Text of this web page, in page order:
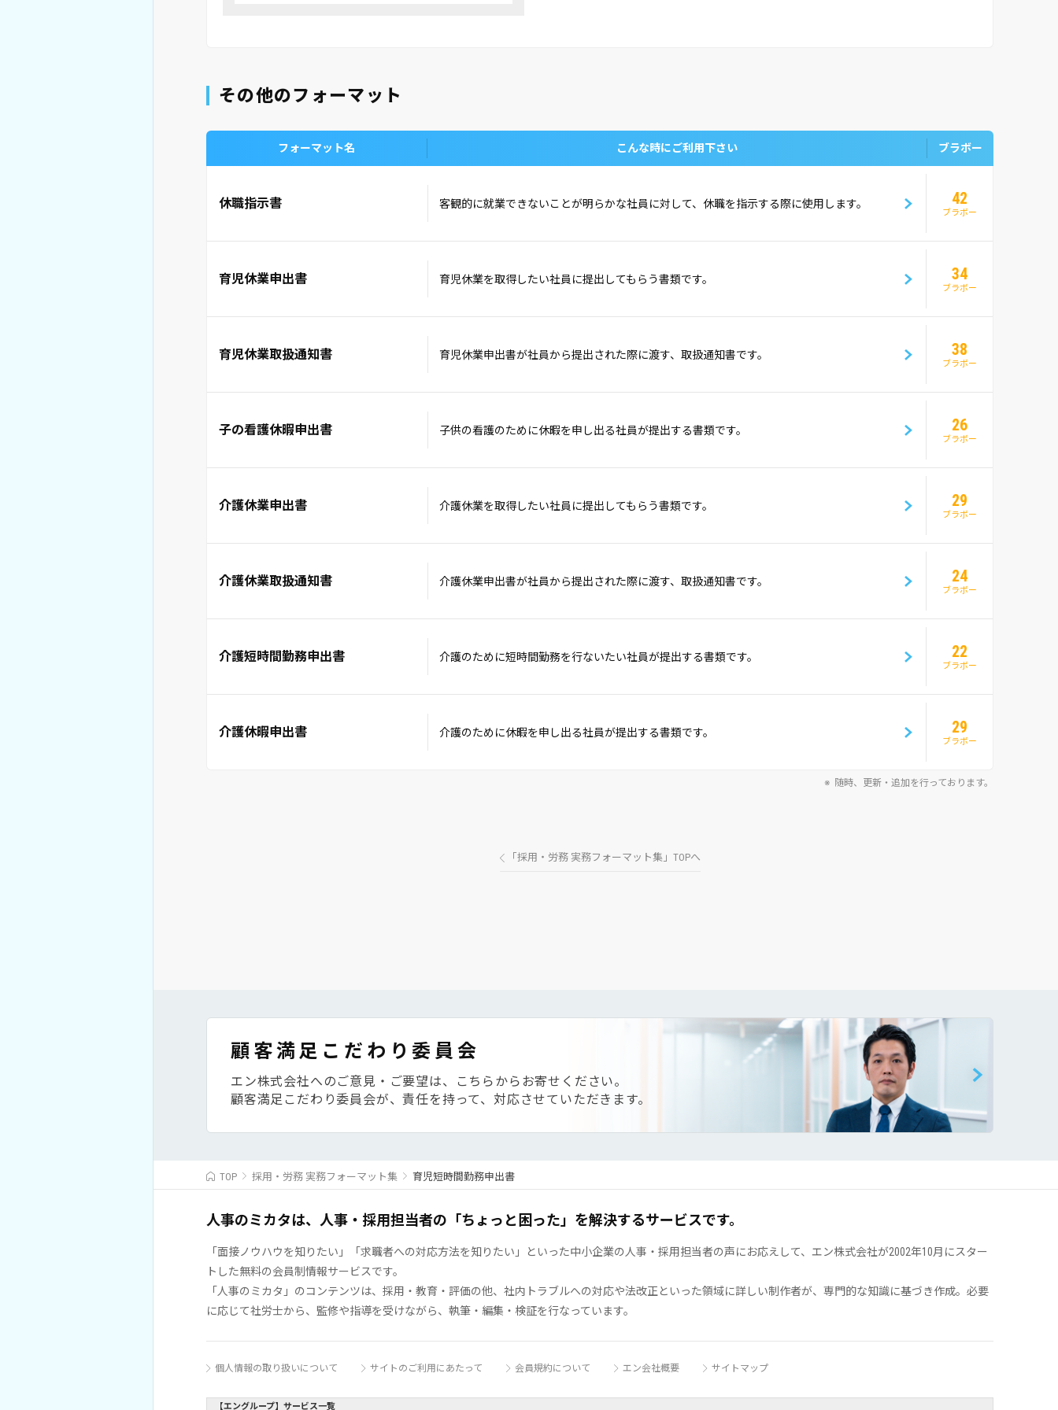
その他のフォーマット
フォーマット名 こんな時にご利用下さい ブラボー
休職指示書 客観的に就業できないことが明らかな社員に対して、休職を指示する際に使用します。 42
ブラボー
育児休業申出書 育児休業を取得したい社員に提出してもらう書類です。 34
ブラボー
育児休業取扱通知書 育児休業申出書が社員から提出された際に渡す、取扱通知書です。 38
ブラボー
子の看護休暇申出書 子供の看護のために休暇を申し出る社員が提出する書類です。 26
ブラボー
介護休業申出書 介護休業を取得したい社員に提出してもらう書類です。 29
ブラボー
介護休業取扱通知書 介護休業申出書が社員から提出された際に渡す、取扱通知書です。 24
ブラボー
介護短時間勤務申出書 介護のために短時間勤務を行ないたい社員が提出する書類です。 22
ブラボー
介護休暇申出書 介護のために休暇を申し出る社員が提出する書類です。 29
ブラボー
随時、更新・追加を行っております。
「採用・労務 実務フォーマット集」TOPへ
顧客満足こだわり委員会
エン株式会社へのご意見・ご要望は、こちらからお寄せください。
顧客満足こだわり委員会が、責任を持って、対応させていただきます。
TOP 採用・労務 実務フォーマット集 育児短時間勤務申出書
人事のミカタは、人事・採用担当者の「ちょっと困った」を解決するサービスです。
「面接ノウハウを知りたい」「求職者への対応方法を知りたい」といった中小企業の人事・採用担当者の声にお応えして、エン株式会社が2002年10月にスター
トした無料の会員制情報サービスです。
「人事のミカタ」のコンテンツは、採用・教育・評価の他、社内トラブルへの対応や法改正といった領域に詳しい制作者が、専門的な知識に基づき作成。必要
に応じて社労士から、監修や指導を受けながら、執筆・編集・検証を行なっています。
個人情報の取り扱いについて サイトのご利用にあたって 会員規約について エン会社概要 サイトマップ
【エングループ】サービス一覧